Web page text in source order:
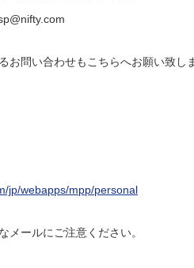
お問い合わせもこちらへお願い致し
jp/webapps/mpp/personal
メールにご注意ください。